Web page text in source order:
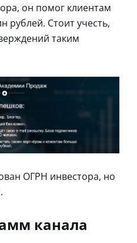
он помог клиентам
рублей. Стоит учесть,
таким
ОГРН инвестора, но
канала